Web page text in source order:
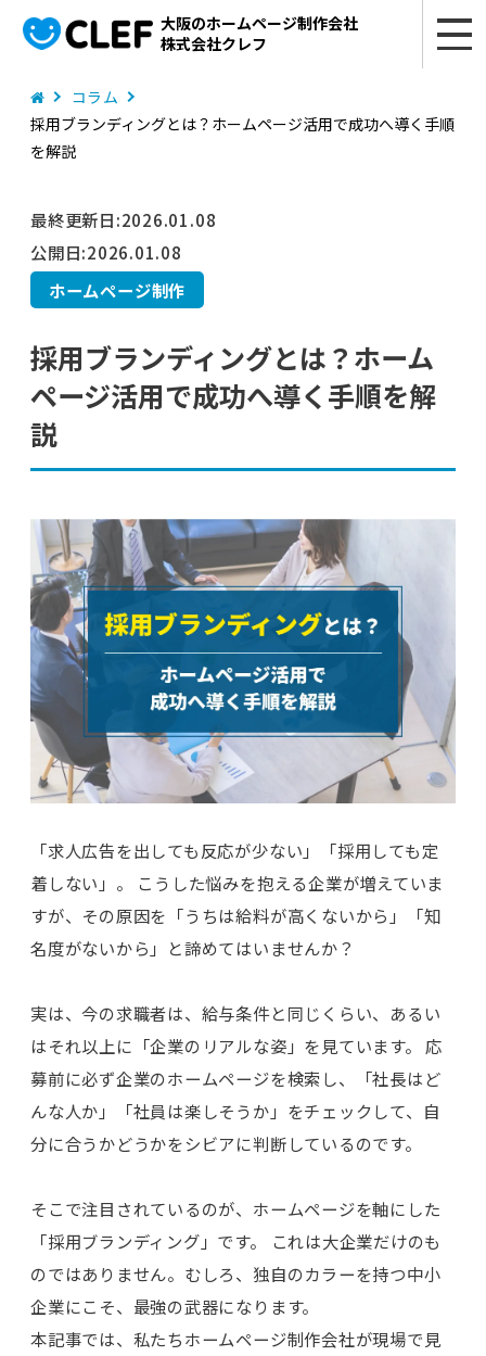
大阪のホームページ制作会社
株式会社クレフ
コラム
採用ブランディングとは？ホームページ活用で成功へ導く手順
を解説
採用ブランディングとは？ホーム
ページ活用で成功へ導く手順を解
説
ホームページ制作
公開日:2026.01.08
最終更新日:2026.01.08
「求人広告を出しても反応が少ない」「採用しても定
着しない」。 こうした悩みを抱える企業が増えていま
すが、その原因を「うちは給料が高くないから」「知
名度がないから」と諦めてはいませんか？
実は、今の求職者は、給与条件と同じくらい、あるい
はそれ以上に「企業のリアルな姿」を見ています。 応
募前に必ず企業のホームページを検索し、「社長はど
んな人か」「社員は楽しそうか」をチェックして、自
分に合うかどうかをシビアに判断しているのです。
そこで注目されているのが、ホームページを軸にした
「採用ブランディング」です。 これは大企業だけのも
のではありません。むしろ、独自のカラーを持つ中小
企業にこそ、最強の武器になります。
本記事では、私たちホームページ制作会社が現場で見